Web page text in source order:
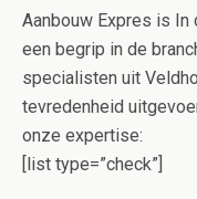
Aanbouw Expres is
een begrip in de
specialisten uit
tevredenheid
onze expertise:
[list type=”check”]